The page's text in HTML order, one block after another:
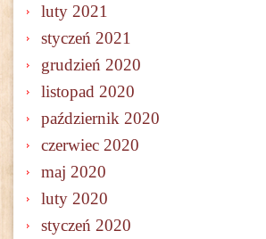
luty 2021
styczeń 2021
grudzień 2020
listopad 2020
październik 2020
czerwiec 2020
maj 2020
luty 2020
styczeń 2020